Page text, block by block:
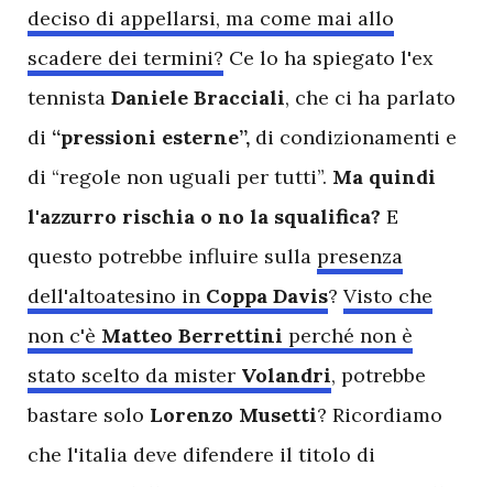
deciso di appellarsi, ma come mai allo
scadere dei termini? Ce lo ha spiegato l'ex
tennista Daniele Bracciali, che ci ha parlato
di “pressioni esterne”, di condizionamenti e
di “regole non uguali per tutti”. Ma quindi
l'azzurro rischia o no la squalifica? E
questo potrebbe influire sulla presenza
dell'altoatesino in Coppa Davis? Visto che
non c'è Matteo Berrettini perché non è
stato scelto da mister Volandri, potrebbe
bastare solo Lorenzo Musetti? Ricordiamo
che l'italia deve difendere il titolo di